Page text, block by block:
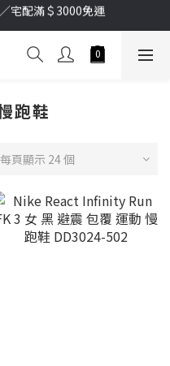
點我註冊➞
宅配滿＄3000免運
點我註冊➞
跑鞋
每頁顯示 24 個